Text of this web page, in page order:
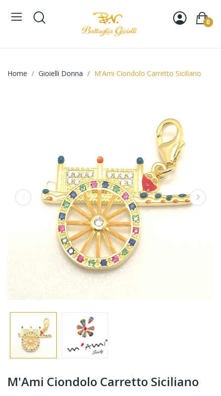
0
Home Gioielli Donna M'Ami Ciondolo Carretto Siciliano
M'Ami Ciondolo Carretto Siciliano